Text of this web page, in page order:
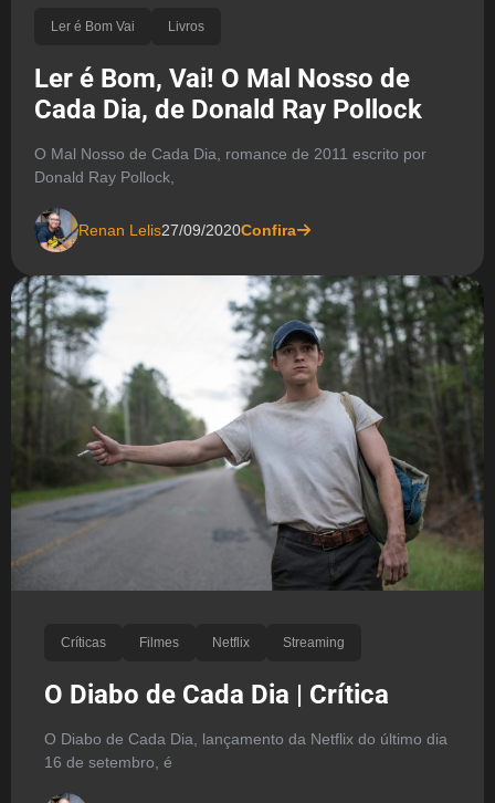
Ler é Bom Vai Livros
Ler é Bom, Vai! O Mal Nosso de
Cada Dia, de Donald Ray Pollock
O Mal Nosso de Cada Dia, romance de 2011 escrito por
Donald Ray Pollock,
Renan Lelis27/09/2020Confira
Críticas Filmes Netflix Streaming
O Diabo de Cada Dia | Crítica
O Diabo de Cada Dia, lançamento da Netflix do último dia
16 de setembro, é